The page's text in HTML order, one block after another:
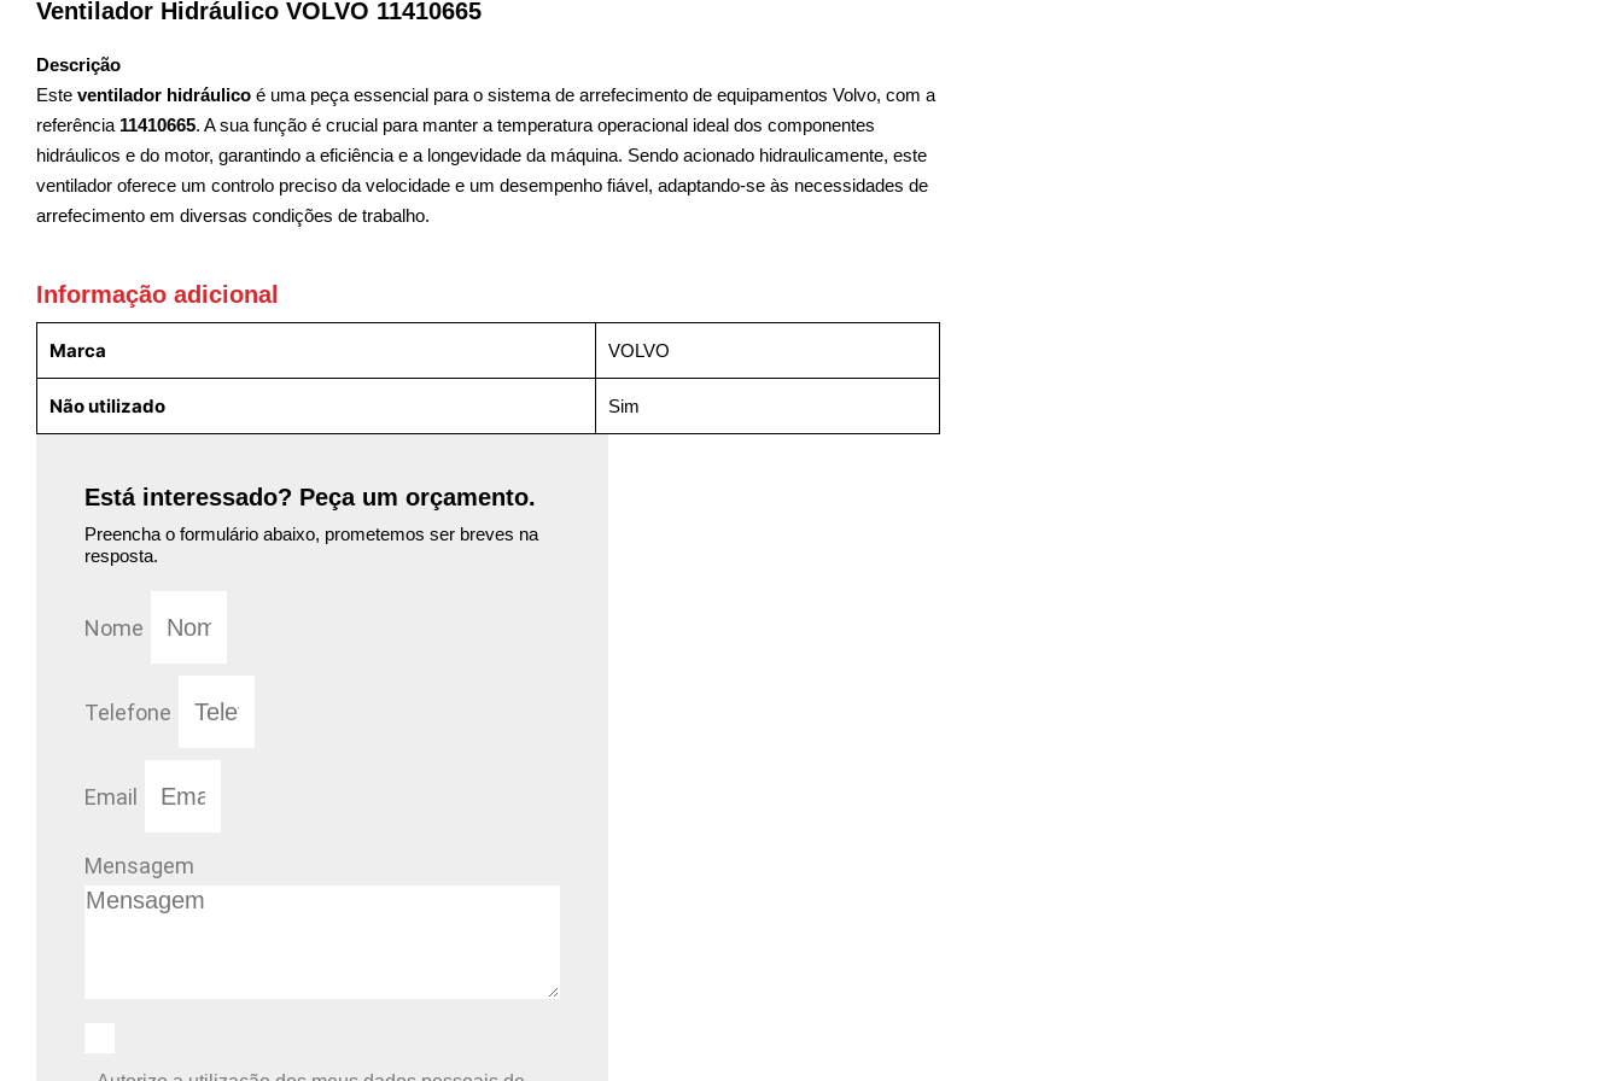
Ventilador Hidráulico VOLVO 11410665
Descrição
Este ventilador hidráulico é uma peça essencial para o sistema de arrefecimento de equipamentos Volvo, com a
referência 11410665. A sua função é crucial para manter a temperatura operacional ideal dos componentes
hidráulicos e do motor, garantindo a eficiência e a longevidade da máquina. Sendo acionado hidraulicamente, este
ventilador oferece um controlo preciso da velocidade e um desempenho fiável, adaptando-se às necessidades de
arrefecimento em diversas condições de trabalho.
Informação adicional
Marca VOLVO
Não utilizado Sim
Está interessado? Peça um orçamento.
Preencha o formulário abaixo, prometemos ser breves na
resposta.
Nome
Telefone
Email
Mensagem